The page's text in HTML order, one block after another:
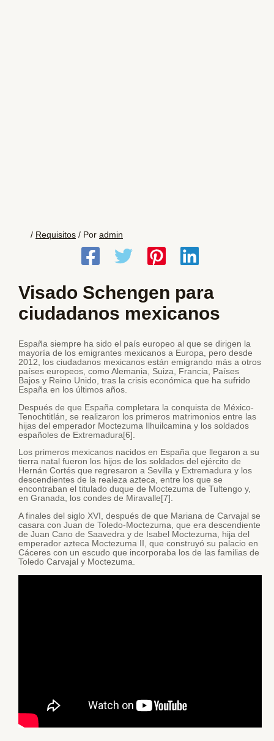
/ Requisitos / Por admin
Visado Schengen para
ciudadanos mexicanos
España siempre ha sido el país europeo al que se dirigen la
mayoría de los emigrantes mexicanos a Europa, pero desde
2012, los ciudadanos mexicanos están emigrando más a otros
países europeos, como Alemania, Suiza, Francia, Países
Bajos y Reino Unido, tras la crisis económica que ha sufrido
España en los últimos años.
Después de que España completara la conquista de México-
Tenochtitlán, se realizaron los primeros matrimonios entre las
hijas del emperador Moctezuma Ilhuilcamina y los soldados
españoles de Extremadura[6].
Los primeros mexicanos nacidos en España que llegaron a su
tierra natal fueron los hijos de los soldados del ejército de
Hernán Cortés que regresaron a Sevilla y Extremadura y los
descendientes de la realeza azteca, entre los que se
encontraban el titulado duque de Moctezuma de Tultengo y,
en Granada, los condes de Miravalle[7].
A finales del siglo XVI, después de que Mariana de Carvajal se
casara con Juan de Toledo-Moctezuma, que era descendiente
de Juan Cano de Saavedra y de Isabel Moctezuma, hija del
emperador azteca Moctezuma II, que construyó su palacio en
Cáceres con un escudo que incorporaba los de las familias de
Toledo Carvajal y Moctezuma.